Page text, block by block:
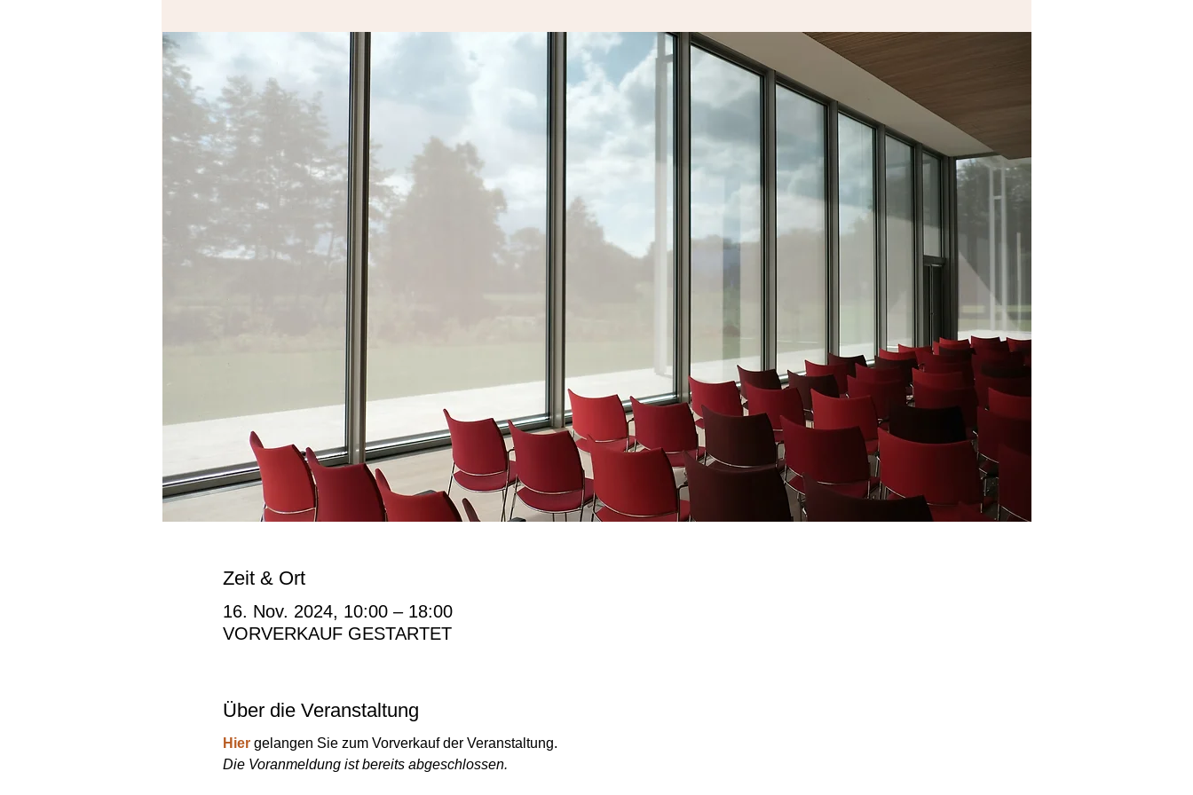
Zeit & Ort
16. Nov. 2024, 10:00 – 18:00
VORVERKAUF GESTARTET
Über die Veranstaltung
Hier gelangen Sie zum Vorverkauf der Veranstaltung.
Die Voranmeldung ist bereits abgeschlossen.